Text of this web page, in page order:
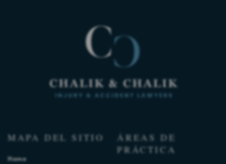
MAPA DEL SITIO
Home
ÁREAS DE
PRÁCTICA